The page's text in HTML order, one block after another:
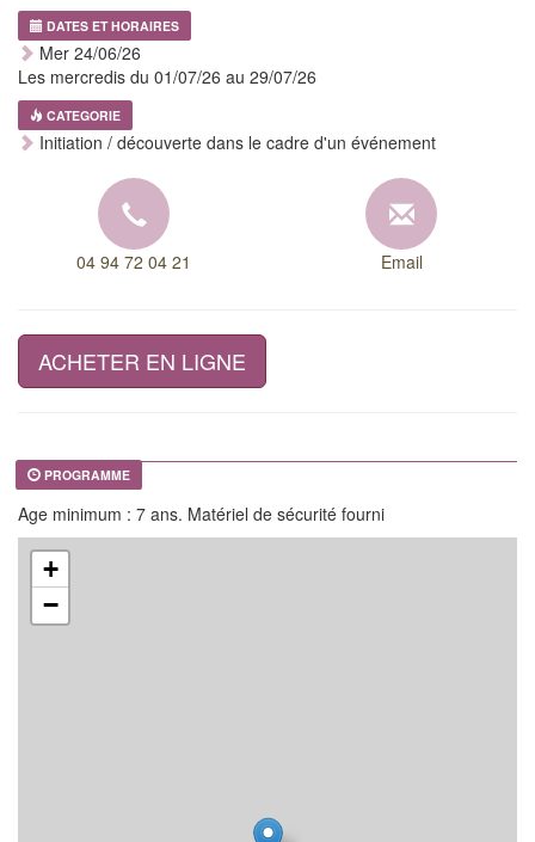
DATES ET HORAIRES
Mer 24/06/26
Les mercredis du 01/07/26 au 29/07/26
CATEGORIE
Initiation / découverte dans le cadre d'un événement
04 94 72 04 21 Email
ACHETER EN LIGNE
PROGRAMME
Age minimum : 7 ans. Matériel de sécurité fourni
+
−